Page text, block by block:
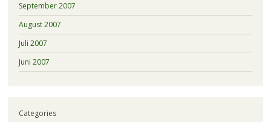
September 2007
August 2007
Juli 2007
Juni 2007
Categories